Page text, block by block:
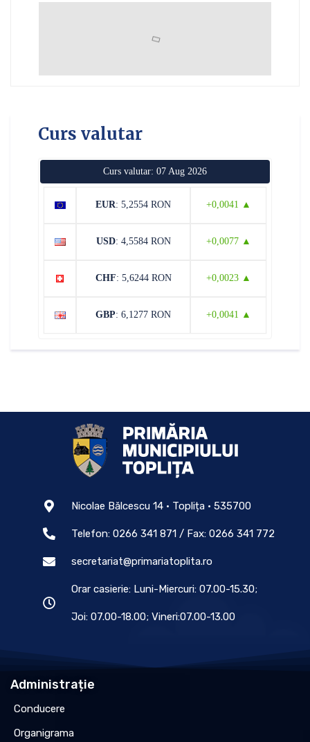
Curs valutar
Curs valutar: 07 Aug 2026
EUR: 5,2554 RON +0,0041 ▲
USD: 4,5584 RON +0,0077 ▲
CHF: 5,6244 RON +0,0023 ▲
GBP: 6,1277 RON +0,0041 ▲
Nicolae Bălcescu 14 • Toplița • 535700
Telefon: 0266 341 871 / Fax: 0266 341 772
secretariat@primariatoplita.ro
Orar casierie: Luni-Miercuri: 07.00-15.30;
Joi: 07.00-18.00; Vineri:07.00-13.00
Administrație
Conducere
Organigrama